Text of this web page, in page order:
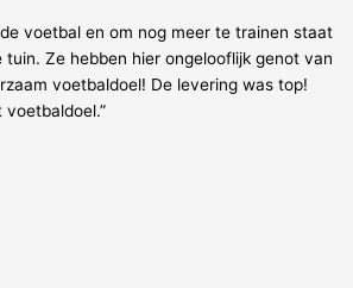
voetbal en om nog meer te trainen staat
Ze hebben hier ongelooflijk genot van
voetbaldoel! De levering was top!